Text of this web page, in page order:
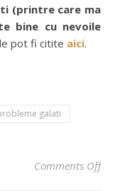
(printre care ma
bine cu nevoile
pot fi citite aici.
galati
Comments Offon